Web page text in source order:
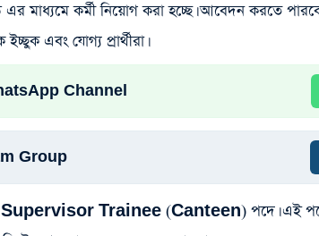
এর মাধ্যমে কর্মী নিয়োগ করা হচ্ছে। আবেদন করতে
এবং যোগ্য প্রার্থীরা।
Channel
Group
Supervisor Trainee (Canteen) পদে। এই